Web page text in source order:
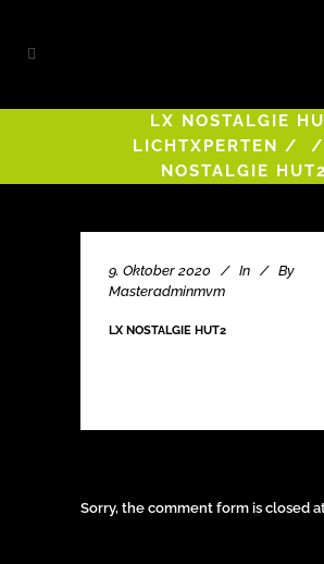
LX NOSTALGIE
LICHTXPERTEN / /
NOSTALGIE HUT2
9. Oktober 2020 In
By
Masteradminmvm
LX NOSTALGIE HUT2
Sorry, the comment form is closed